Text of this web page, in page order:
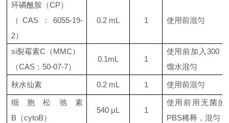
环磷酰胺（CP）
（ CAS：6055-19-
2）
0.2 mL 1 使用前混匀
si裂霉素C （MMC）
（CAS： 50-07-7）
0.1mL 1
使用前加入 300
馏水混匀
秋水仙素 0.2 mL 1 使用前混匀
细胞松弛素
B （cytoB）
540 μL 1
使用前用无菌的
PBS稀释，混匀